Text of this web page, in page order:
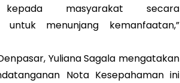
kepada masyarakat secara
untuk menunjang kemanfaatan,”
Yuliana Sagala mengatakan
Nota Kesepahaman ini